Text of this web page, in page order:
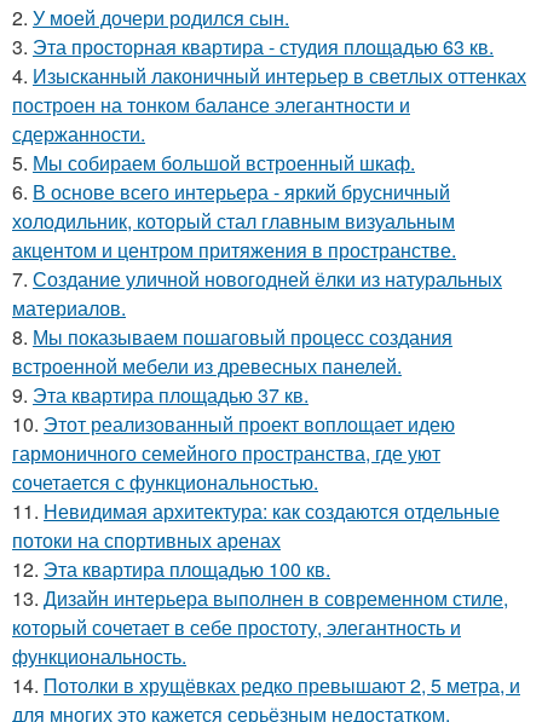
2. У моей дочери родился сын.
3. Эта просторная квартира - студия площадью 63 кв.
4. Изысканный лаконичный интерьер в светлых оттенках
построен на тонком балансе элегантности и
сдержанности.
5. Мы собираем большой встроенный шкаф.
6. В основе всего интерьера - яркий брусничный
холодильник, который стал главным визуальным
акцентом и центром притяжения в пространстве.
7. Создание уличной новогодней ёлки из натуральных
материалов.
8. Мы показываем пошаговый процесс создания
встроенной мебели из древесных панелей.
9. Эта квартира площадью 37 кв.
10. Этот реализованный проект воплощает идею
гармоничного семейного пространства, где уют
сочетается с функциональностью.
11. Невидимая архитектура: как создаются отдельные
потоки на спортивных аренах
12. Эта квартира площадью 100 кв.
13. Дизайн интерьера выполнен в современном стиле,
который сочетает в себе простоту, элегантность и
функциональность.
14. Потолки в хрущёвках редко превышают 2, 5 метра, и
для многих это кажется серьёзным недостатком.